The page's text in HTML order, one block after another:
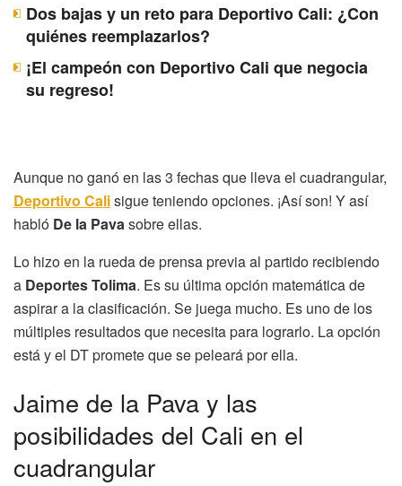
Dos bajas y un reto para Deportivo Cali: ¿Con
quiénes reemplazarlos?
¡El campeón con Deportivo Cali que negocia
su regreso!
Aunque no ganó en las 3 fechas que lleva el cuadrangular,
Deportivo Calisigue teniendo opciones. ¡Así son! Y así
habló De la Pava sobre ellas.
Lo hizo en la rueda de prensa previa al partido recibiendo
a Deportes Tolima. Es su última opción matemática de
aspirar a la clasificación. Se juega mucho. Es uno de los
múltiples resultados que necesita para lograrlo. La opción
está y el DT promete que se peleará por ella.
Jaime de la Pava y las
posibilidades del Cali en el
cuadrangular